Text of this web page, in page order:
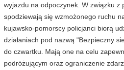
wyjazdu na odpoczynek. W związku z
spodziewają się wzmożonego ruchu
kujawsko-pomorscy policjanci biorą
działaniach pod nazwą "Bezpieczny
do czwartku. Mają one na celu
podróżującym oraz ograniczenie